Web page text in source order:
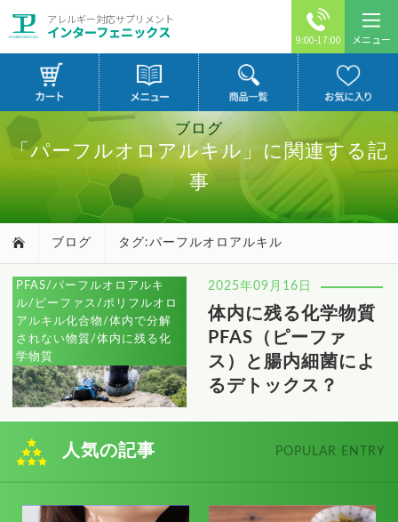
アレルギー対応サプリメント
インターフェニックス 9:00-17:00 メニュー
ブログ
「パーフルオロアルキル」に関連する記
事
ブログ タグ:パーフルオロアルキル
PFAS/パーフルオロアルキ
ル/ピーファス/ポリフルオロ
アルキル化合物/体内で分解
されない物質/体内に残る化
学物質
2025年09月16日
体内に残る化学物質
PFAS（ピーファ
ス）と腸内細菌によ
るデトックス？
人気の記事 POPULAR ENTRY